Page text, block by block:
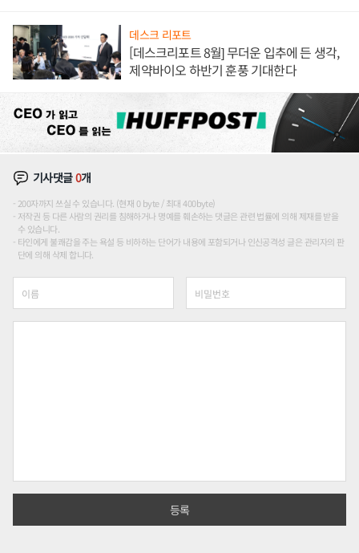
데스크 리포트
[데스크리포트 8월] 무더운 입추에 든 생각,
제약바이오 하반기 훈풍 기대한다
기사댓글0개
200자까지 쓰실 수 있습니다. (현재 0 byte / 최대 400byte)
저작권 등 다른 사람의 권리를 침해하거나 명예를 훼손하는 댓글은 관련 법률에 의해 제재를 받을
수 있습니다.
타인에게 불쾌감을 주는 욕설 등 비하하는 단어가 내용에 포함되거나 인신공격성 글은 관리자의 판
단에 의해 삭제 합니다.